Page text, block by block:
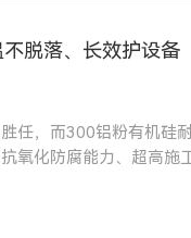
脱落、长效护设备
任，而300铝粉有机硅
氧化防腐能力、超高施